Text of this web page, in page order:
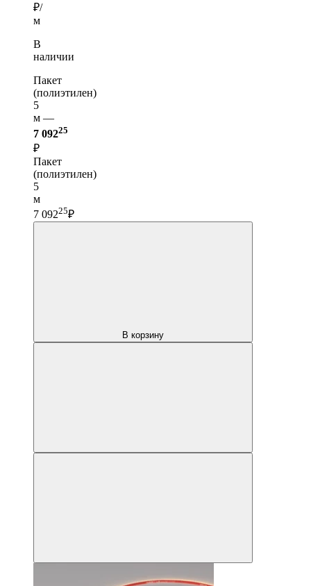
₽/
м
В
наличии
Пакет
(полиэтилен)
5
м —
7 09225
₽
Пакет
(полиэтилен)
5
м
7 09225₽
В корзину